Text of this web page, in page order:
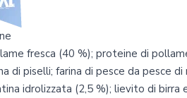
fresca (40 %); proteine di
di piselli; farina di pesce da pesce
idrolizzata (2,5 %); lievito di birra